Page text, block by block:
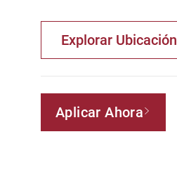
Explorar Ubicación
Aplicar Ahora